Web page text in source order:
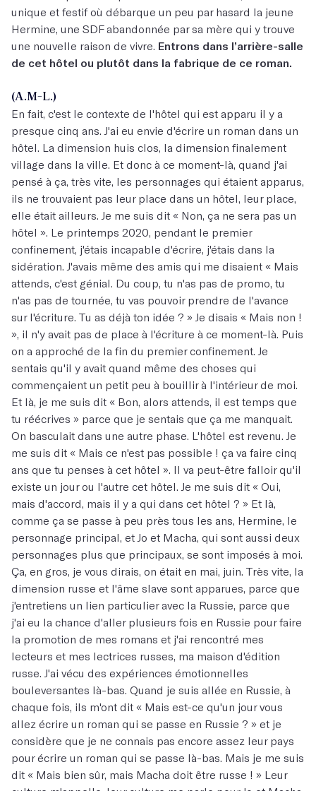
unique et festif où débarque un peu par hasard la jeune
Hermine, une SDF abandonnée par sa mère qui y trouve
une nouvelle raison de vivre. Entrons dans l’arrière-salle
de cet hôtel ou plutôt dans la fabrique de ce roman.
(A.M-L.)
En fait, c'est le contexte de l'hôtel qui est apparu il y a
presque cinq ans. J'ai eu envie d'écrire un roman dans un
hôtel. La dimension huis clos, la dimension finalement
village dans la ville. Et donc à ce moment-là, quand j'ai
pensé à ça, très vite, les personnages qui étaient apparus,
ils ne trouvaient pas leur place dans un hôtel, leur place,
elle était ailleurs. Je me suis dit « Non, ça ne sera pas un
hôtel ». Le printemps 2020, pendant le premier
confinement, j'étais incapable d'écrire, j'étais dans la
sidération. J'avais même des amis qui me disaient « Mais
attends, c'est génial. Du coup, tu n'as pas de promo, tu
n'as pas de tournée, tu vas pouvoir prendre de l'avance
sur l'écriture. Tu as déjà ton idée ? » Je disais « Mais non !
», il n'y avait pas de place à l'écriture à ce moment-là. Puis
on a approché de la fin du premier confinement. Je
sentais qu'il y avait quand même des choses qui
commençaient un petit peu à bouillir à l'intérieur de moi.
Et là, je me suis dit « Bon, alors attends, il est temps que
tu réécrives » parce que je sentais que ça me manquait.
On basculait dans une autre phase. L'hôtel est revenu. Je
me suis dit « Mais ce n'est pas possible ! ça va faire cinq
ans que tu penses à cet hôtel ». Il va peut-être falloir qu'il
existe un jour ou l'autre cet hôtel. Je me suis dit « Oui,
mais d'accord, mais il y a qui dans cet hôtel ? » Et là,
comme ça se passe à peu près tous les ans, Hermine, le
personnage principal, et Jo et Macha, qui sont aussi deux
personnages plus que principaux, se sont imposés à moi.
Ça, en gros, je vous dirais, on était en mai, juin. Très vite, la
dimension russe et l'âme slave sont apparues, parce que
j'entretiens un lien particulier avec la Russie, parce que
j'ai eu la chance d'aller plusieurs fois en Russie pour faire
la promotion de mes romans et j'ai rencontré mes
lecteurs et mes lectrices russes, ma maison d'édition
russe. J'ai vécu des expériences émotionnelles
bouleversantes là-bas. Quand je suis allée en Russie, à
chaque fois, ils m'ont dit « Mais est-ce qu'un jour vous
allez écrire un roman qui se passe en Russie ? » et je
considère que je ne connais pas encore assez leur pays
pour écrire un roman qui se passe là-bas. Mais je me suis
dit « Mais bien sûr, mais Macha doit être russe ! » Leur